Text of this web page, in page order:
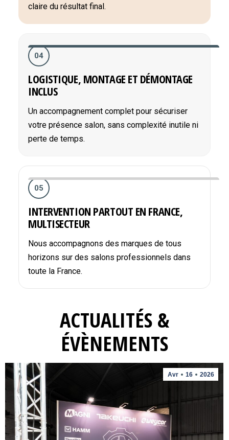
claire du résultat final.
04
LOGISTIQUE, MONTAGE ET DÉMONTAGE
INCLUS
Un accompagnement complet pour sécuriser
votre présence salon, sans complexité inutile ni
perte de temps.
05
INTERVENTION PARTOUT EN FRANCE,
MULTISECTEUR
Nous accompagnons des marques de tous
horizons sur des salons professionnels dans
toute la France.
ACTUALITÉS &
ÉVÈNEMENTS
Avr 16 2026